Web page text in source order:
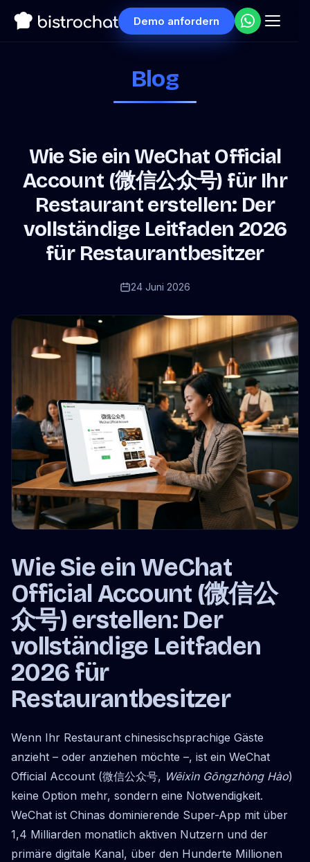
Demo anfordern
Blog
Wie Sie ein WeChat Official
Account (微信公众号) für Ihr
Restaurant erstellen: Der
vollständige Leitfaden 2026
für Restaurantbesitzer
24 Juni 2026
Wie Sie ein WeChat
Official Account (微信公
众号) erstellen: Der
vollständige Leitfaden
2026 für
Restaurantbesitzer
Wenn Ihr Restaurant chinesischsprachige Gäste
anzieht – oder anziehen möchte –, ist ein WeChat
Official Account (微信公众号, Wēixìn Gōngzhòng Hào)
keine Option mehr, sondern eine Notwendigkeit.
WeChat ist Chinas dominierende Super-App mit über
1,4 Milliarden monatlich aktiven Nutzern und der
primäre digitale Kanal, über den Hunderte Millionen